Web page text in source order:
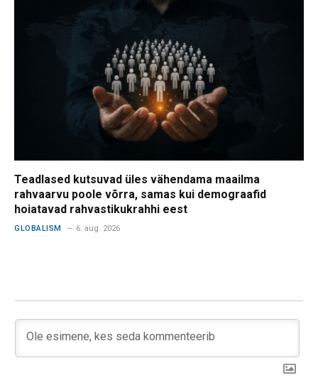
Teadlased kutsuvad üles vähendama maailma
rahvaarvu poole võrra, samas kui demograafid
hoiatavad rahvastikukrahhi eest
GLOBALISM 6. aug. 2026